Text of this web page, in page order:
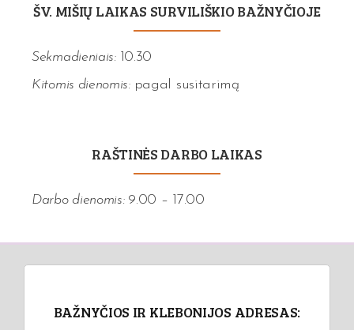
ŠV. MIŠIŲ LAIKAS SURVILIŠKIO BAŽNYČIOJE
Sekmadieniais: 10.30
Kitomis dienomis: pagal susitarimą
RAŠTINĖS DARBO LAIKAS
Darbo dienomis: 9.00 – 17.00
BAŽNYČIOS IR KLEBONIJOS ADRESAS: